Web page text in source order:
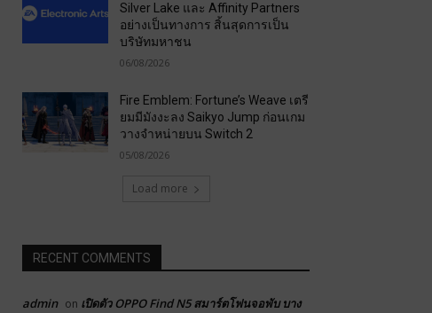
Silver Lake และ Affinity Partners
อย่างเป็นทางการ สิ้นสุดการเป็น
บริษัทมหาชน
06/08/2026
Fire Emblem: Fortune’s Weave เตรี
ยมมีมังงะลง Saikyo Jump ก่อนเกม
วางจำหน่ายบน Switch 2
05/08/2026
Load more
RECENT COMMENTS
admin on เปิดตัว OPPO Find N5 สมาร์ตโฟนจอพับ บาง